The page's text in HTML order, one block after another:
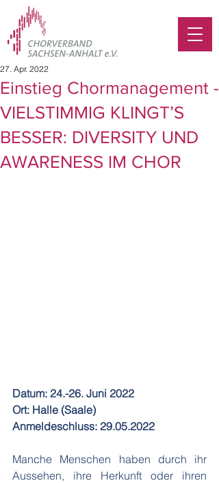
Einstieg Chormanagement -
VIELSTIMMIG KLINGT’S
BESSER: DIVERSITY UND
AWARENESS IM CHOR
27. Apr. 2022
Datum: 24.-26. Juni 2022
Ort: Halle (Saale)
Anmeldeschluss: 29.05.2022
Manche Menschen haben durch ihr
Aussehen, ihre Herkunft oder ihren